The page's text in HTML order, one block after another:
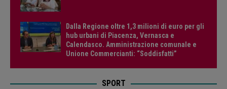
Dalla Regione oltre 1,3 milioni di euro per gli
hub urbani di Piacenza, Vernasca e
Calendasco. Amministrazione comunale e
Unione Commercianti: “Soddisfatti”
SPORT